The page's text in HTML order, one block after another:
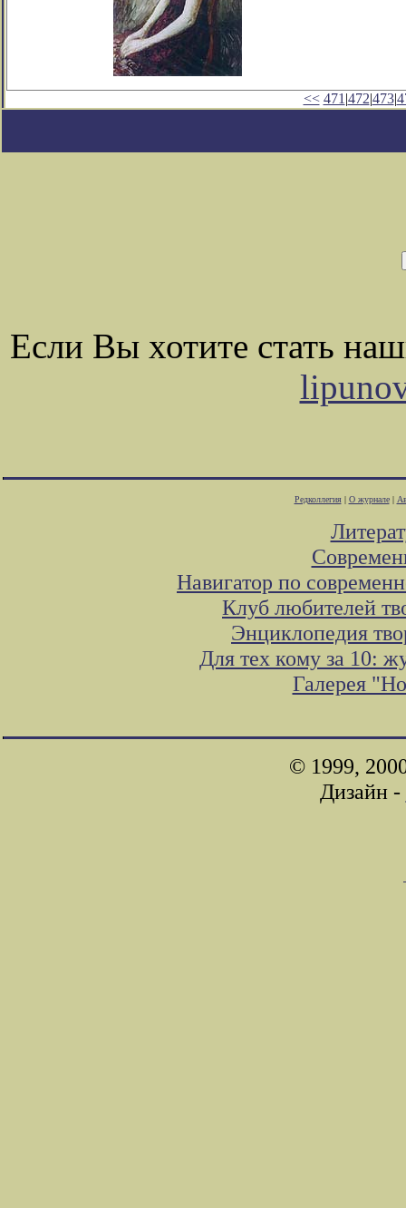
<< 471 |472|473|
Если Вы хотите стать
Редколлегия| О журнале|
Навигатор по
Клуб любителей
Энциклопедия
Для тех кому за 10:
Галерея
© 1999,
Дизайн -